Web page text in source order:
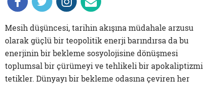
Mesih düşüncesi, tarihin akışına müdahale arzusu
olarak güçlü bir teopolitik enerji barındırsa da bu
enerjinin bir bekleme sosyolojisine dönüşmesi
toplumsal bir çürümeyi ve tehlikeli bir apokaliptizmi
tetikler. Dünyayı bir bekleme odasına çeviren her